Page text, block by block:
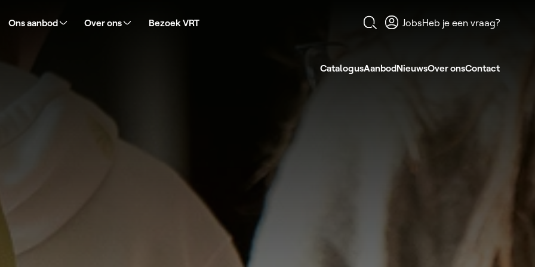
Ons aanbod Over ons Bezoek VRT
Open zoekformulier
JobsHeb je een vraag?
CatalogusAanbodNieuwsOver onsContact